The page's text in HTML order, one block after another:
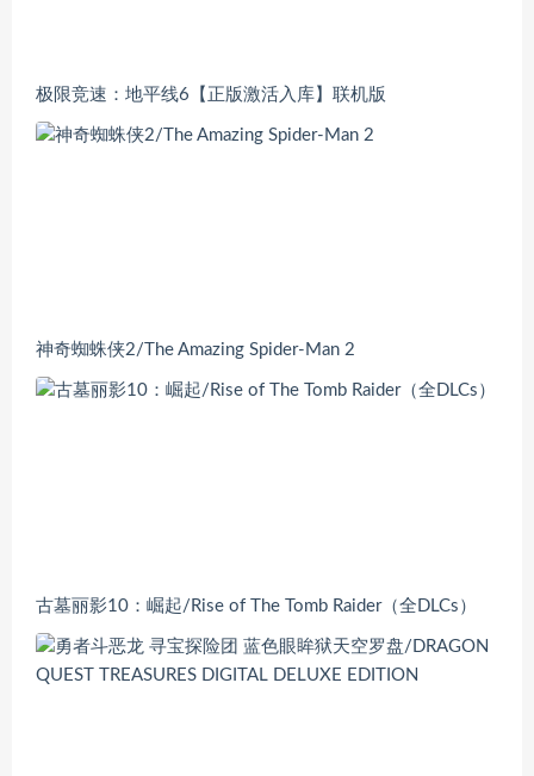
极限竞速：地平线6【正版激活入库】联机版
神奇蜘蛛侠2/The Amazing Spider-Man 2
古墓丽影10：崛起/Rise of The Tomb Raider（全DLCs）